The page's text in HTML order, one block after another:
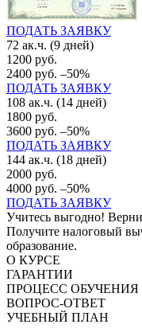
ПОДАТЬ ЗАЯВКУ
72 ак.ч. (9 дней)
1200 руб.
2400 руб. –50%
ПОДАТЬ ЗАЯВКУ
108 ак.ч. (14 дней)
1800 руб.
3600 руб. –50%
ПОДАТЬ ЗАЯВКУ
144 ак.ч. (18 дней)
2000 руб.
4000 руб. –50%
ПОДАТЬ ЗАЯВКУ
Учитесь выгодно!
Получите налоговый
образование.
О КУРСЕ
ГАРАНТИИ
ПРОЦЕСС ОБУЧЕНИЯ
ВОПРОС-ОТВЕТ
УЧЕБНЫЙ ПЛАН